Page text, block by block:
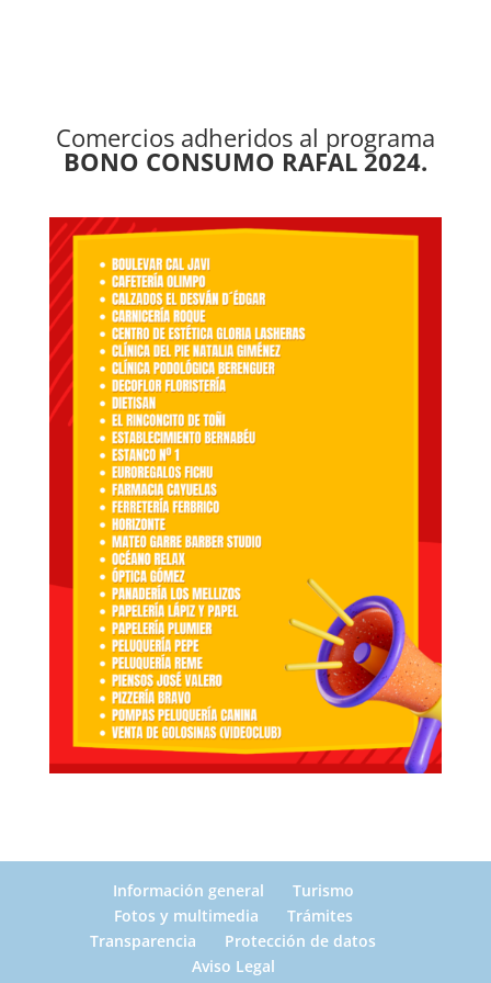
Comercios adheridos al programa
BONO CONSUMO RAFAL 2024.
Información general
Turismo
Fotos y multimedia
Trámites
Transparencia
Protección de datos
Aviso Legal